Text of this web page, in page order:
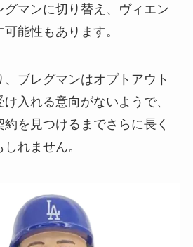
グマンに切り替え、ヴィエン
能性もあります。
ブレグマンはオプトアウト
入れる意向がないようで、
を見つけるまでさらに長く
れません。